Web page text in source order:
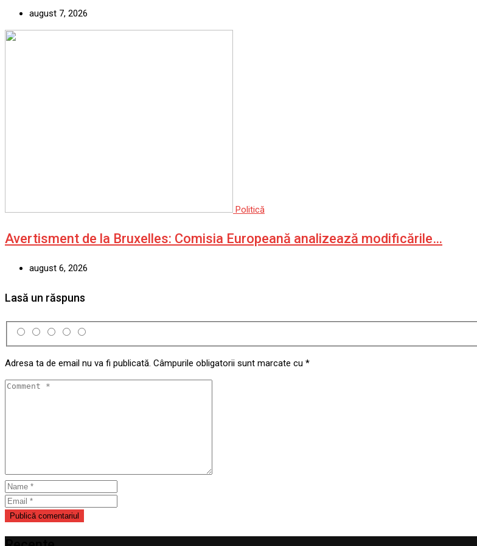
august 7, 2026
Politică
Avertisment de la Bruxelles: Comisia Europeană analizează modificările…
august 6, 2026
Lasă un răspuns
Adresa ta de email nu va fi publicată. Câmpurile obligatorii sunt marcate cu *